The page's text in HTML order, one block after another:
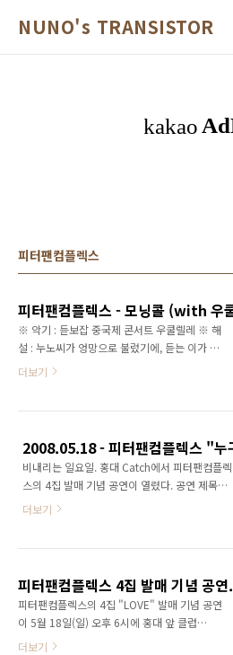
NUNO's TRANSISTOR
피터팬컴플렉스
※ 악기 : 듣보잡 중국제 콘서트 우쿨렐레 ※ 해
설 : 누노씨가 엉망으로 불렀기에, 듣는 이가 괴
로워져서 자동으로 모닝콜이 되는 신비한 노래-
아침에 힘든 하루를 깨우는 니 목소릴 들으면 나
는 너무 좋은 걸 모닝콜을 부탁해 어서 일어나라
고 말하는 너가 너무 귀여워 기분이 좋아져 침대
에서 일어나 세수를 하고 거울에 비친 나의 모습
른 아침에 힘든 하루를 깨우는 니 목소릴 들으면
힘든 하루를 깨우는 니 목소릴 들으면 나는 ..
더보기
비내리는 일요일. 홍대 Catch에서 피터팬컴플렉
스의 4집 발매 기념 공연이 열렸다. 공연 제목은
"누구나 일주일 안에 죽이게 LOVE"... 전지한님
소 부적합하지 않았나 싶다. 4집 수록곡들 외에
도 이전 앨범 곡들도 연주했다. 특히
더보기
피터팬컴플렉스 4집 발매 기념 공연.
피터팬컴플렉스의 4집 "LOVE" 발매 기념 공연
이 5월 18일(일) 오후 6시에 홍대 앞 클럽
CATCH에서 열린다. 이번 공연의 제목은 "누구
더보기